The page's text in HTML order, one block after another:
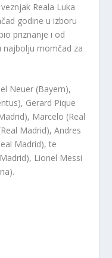
Reala Luka
godine u izboru
priznanje i od
najbolju momčad za
Neuer (Bayern),
Gerard Pique
Marcelo (Real
Madrid), Andres
Madrid), te
Lionel Messi